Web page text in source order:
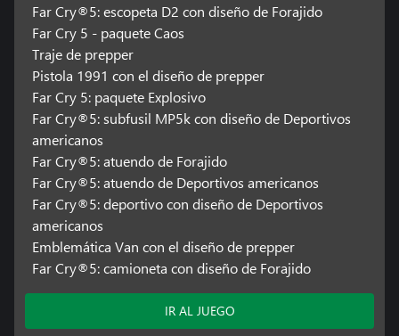
Far Cry®5: escopeta D2 con diseño de Forajido
Far Cry 5 - paquete Caos
Traje de prepper
Pistola 1991 con el diseño de prepper
Far Cry 5: paquete Explosivo
Far Cry®5: subfusil MP5k con diseño de Deportivos
americanos
Far Cry®5: atuendo de Forajido
Far Cry®5: atuendo de Deportivos americanos
Far Cry®5: deportivo con diseño de Deportivos
americanos
Emblemática Van con el diseño de prepper
Far Cry®5: camioneta con diseño de Forajido
IR AL JUEGO